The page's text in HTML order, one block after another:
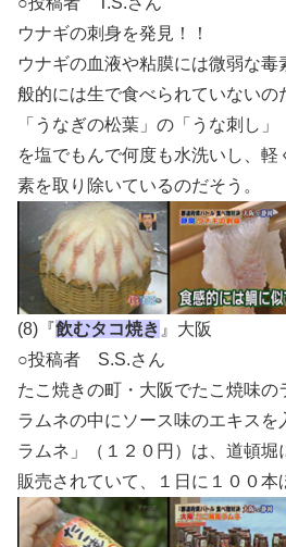
ウナギの刺身を発見！！
ウナギの血液や粘膜には微弱な
般的には生で食べられていないの
「うなぎの松葉」の「うな刺し」
を塩でもんで何度も水洗いし、
素を取り除いているのだそう。
(8)『飲むタコ焼き 』大阪
○投稿者 S.S.さん
たこ焼きの町・大阪でたこ焼味の
ラムネの中にソース味のエキスを
ラムネ」（ １２０円 ）は、道頓堀
販売されていて、１日に１００本